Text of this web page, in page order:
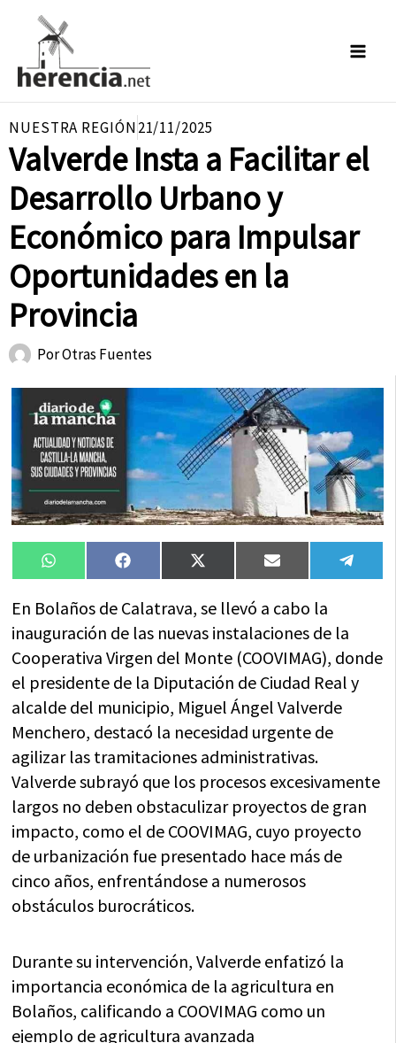
contenido
NUESTRA REGIÓN21/11/2025
Valverde Insta a Facilitar el
Desarrollo Urbano y
Económico para Impulsar
Oportunidades en la
Provincia
PorOtras Fuentes
Compartir
en
WhatsAppCompartir
en
FacebookCompartir
en
X
(Twitter)
Compartir
en
Email
en
En Bolaños de Calatrava, se llevó a cabo la
inauguración de las nuevas instalaciones de la
Cooperativa Virgen del Monte (COOVIMAG), donde
el presidente de la Diputación de Ciudad Real y
alcalde del municipio, Miguel Ángel Valverde
Menchero, destacó la necesidad urgente de
agilizar las tramitaciones administrativas.
Valverde subrayó que los procesos excesivamente
largos no deben obstaculizar proyectos de gran
impacto, como el de COOVIMAG, cuyo proyecto
de urbanización fue presentado hace más de
cinco años, enfrentándose a numerosos
obstáculos burocráticos.
Durante su intervención, Valverde enfatizó la
importancia económica de la agricultura en
Bolaños, calificando a COOVIMAG como un
ejemplo de agricultura avanzada